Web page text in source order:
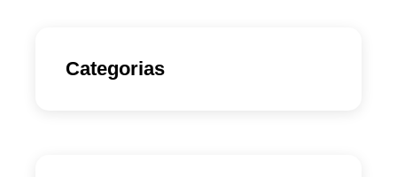
Categorias